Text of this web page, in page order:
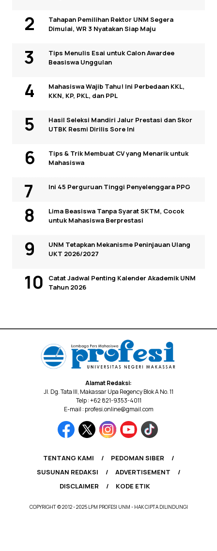
Tahapan Pemilihan Rektor UNM Segera
Dimulai, WR 3 Nyatakan Siap Maju
Tips Menulis Esai untuk Calon Awardee
Beasiswa Unggulan
Mahasiswa Wajib Tahu! Ini Perbedaan KKL,
KKN, KP, PKL, dan PPL
Hasil Seleksi Mandiri Jalur Prestasi dan Skor
UTBK Resmi Dirilis Sore Ini
Tips & Trik Membuat CV yang Menarik untuk
Mahasiswa
Ini 45 Perguruan Tinggi Penyelenggara PPG
Lima Beasiswa Tanpa Syarat SKTM, Cocok
untuk Mahasiswa Berprestasi
UNM Tetapkan Mekanisme Peninjauan Ulang
UKT 2026/2027
Catat Jadwal Penting Kalender Akademik UNM
Tahun 2026
Alamat Redaksi:
Jl. Dg. Tata III, Makassar Upa Regency Blok A No. 11
Telp : +62 821-9353-4011
E-mail : profesi.online@gmail.com
TENTANG KAMI
PEDOMAN SIBER
SUSUNAN REDAKSI
ADVERTISEMENT
DISCLAIMER
KODE ETIK
COPYRIGHT © 2012 - 2025 LPM PROFESI UNM - HAK CIPTA DILINDUNGI